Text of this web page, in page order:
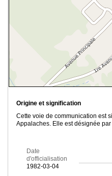
Origine et signification
Cette voie de communication est
Appalaches. Elle est désignée
Date
d'officialisation
1982-03-04